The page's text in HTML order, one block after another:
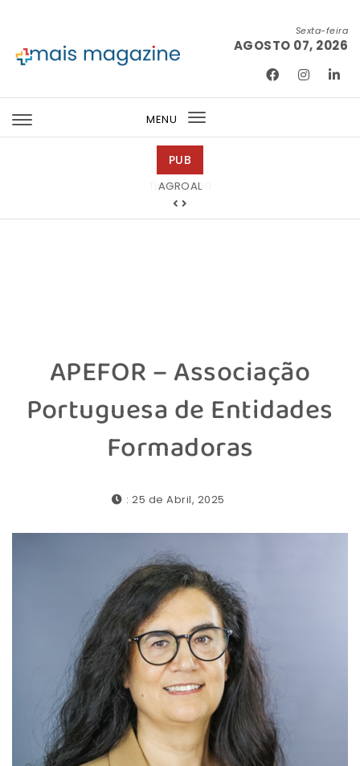
Sexta-feira
AGOSTO 07, 2026
MENU
Toggle
PUB
Tintas 2000
APEFOR – Associação
Portuguesa de Entidades
Formadoras
: 25 de Abril, 2025